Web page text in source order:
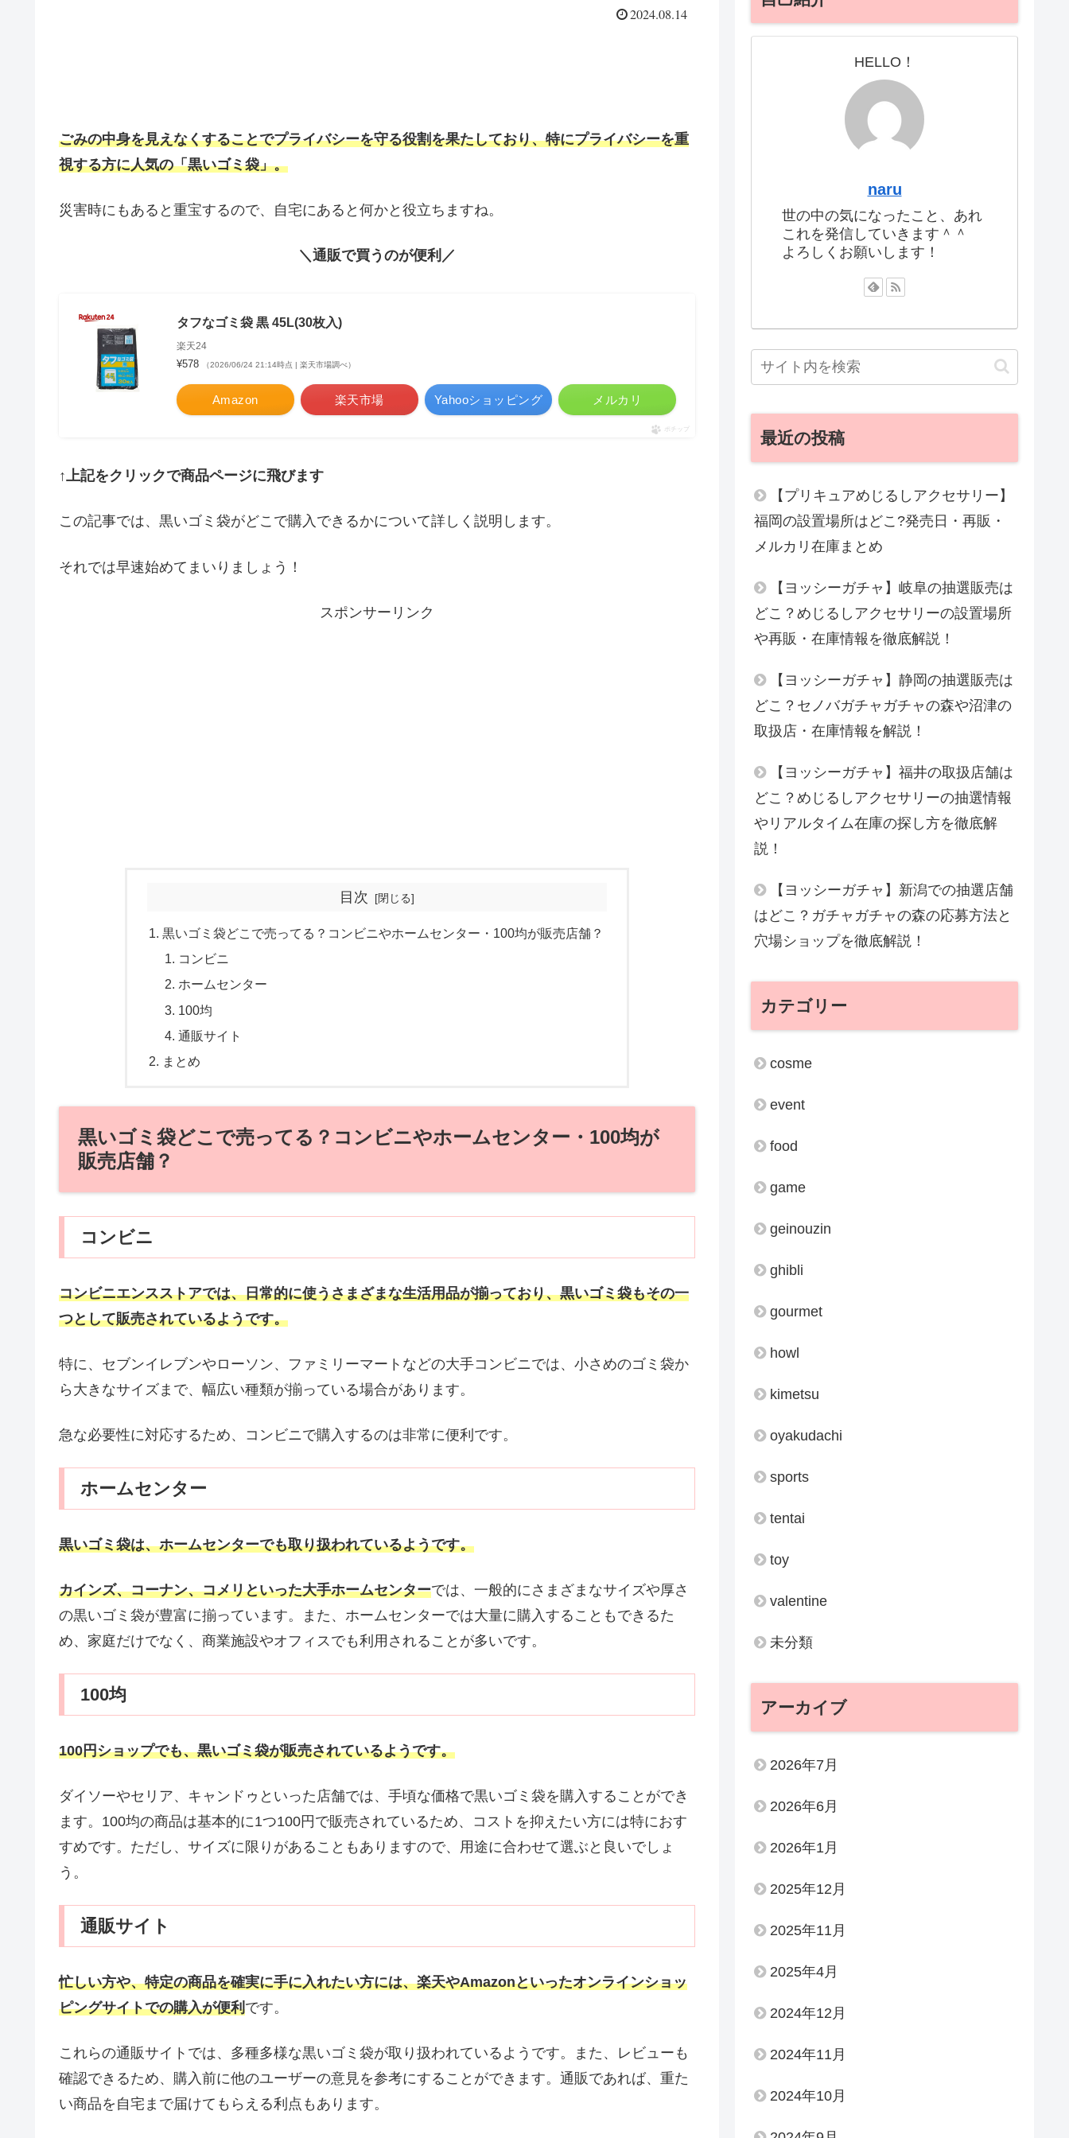
2024.08.14
ごみの中身を見えなくすることでプライバシーを守る役割を果たしており、特にプライバシーを重
視する方に人気の「黒いゴミ袋」。
災害時にもあると重宝するので、自宅にあると何かと役立ちますね。
＼通販で買うのが便利／
タフなゴミ袋 黒 45L(30枚入)
楽天24
¥578 （2026/06/24 21:14時点 | 楽天市場調べ）
Amazon 楽天市場 Yahooショッピング メルカリ
ポチップ
↑上記をクリックで商品ページに飛びます
この記事では、黒いゴミ袋がどこで購入できるかについて詳しく説明します。
それでは早速始めてまいりましょう！
スポンサーリンク
目次
黒いゴミ袋どこで売ってる？コンビニやホームセンター・100均が販売店舗？
コンビニ
ホームセンター
100均
通販サイト
まとめ
黒いゴミ袋どこで売ってる？コンビニやホームセンター・100均が
販売店舗？
コンビニ
コンビニエンスストアでは、日常的に使うさまざまな生活用品が揃っており、黒いゴミ袋もその一
つとして販売されているようです。
特に、セブンイレブンやローソン、ファミリーマートなどの大手コンビニでは、小さめのゴミ袋か
ら大きなサイズまで、幅広い種類が揃っている場合があります。
急な必要性に対応するため、コンビニで購入するのは非常に便利です。
ホームセンター
黒いゴミ袋は、ホームセンターでも取り扱われているようです。
カインズ、コーナン、コメリといった大手ホームセンターでは、一般的にさまざまなサイズや厚さ
の黒いゴミ袋が豊富に揃っています。また、ホームセンターでは大量に購入することもできるた
め、家庭だけでなく、商業施設やオフィスでも利用されることが多いです。
100均
100円ショップでも、黒いゴミ袋が販売されているようです。
ダイソーやセリア、キャンドゥといった店舗では、手頃な価格で黒いゴミ袋を購入することができ
ます。100均の商品は基本的に1つ100円で販売されているため、コストを抑えたい方には特におす
すめです。ただし、サイズに限りがあることもありますので、用途に合わせて選ぶと良いでしょ
う。
通販サイト
忙しい方や、特定の商品を確実に手に入れたい方には、楽天やAmazonといったオンラインショッ
ピングサイトでの購入が便利です。
これらの通販サイトでは、多種多様な黒いゴミ袋が取り扱われているようです。また、レビューも
確認できるため、購入前に他のユーザーの意見を参考にすることができます。通販であれば、重た
い商品を自宅まで届けてもらえる利点もあります。
HELLO！
naru
世の中の気になったこと、あれ
これを発信していきます＾＾
よろしくお願いします！
最近の投稿
【プリキュアめじるしアクセサリー】
福岡の設置場所はどこ?発売日・再販・
メルカリ在庫まとめ
【ヨッシーガチャ】岐阜の抽選販売は
どこ？めじるしアクセサリーの設置場所
や再販・在庫情報を徹底解説！
【ヨッシーガチャ】静岡の抽選販売は
どこ？セノバガチャガチャの森や沼津の
取扱店・在庫情報を解説！
【ヨッシーガチャ】福井の取扱店舗は
どこ？めじるしアクセサリーの抽選情報
やリアルタイム在庫の探し方を徹底解
説！
【ヨッシーガチャ】新潟での抽選店舗
はどこ？ガチャガチャの森の応募方法と
穴場ショップを徹底解説！
カテゴリー
cosme
event
food
game
geinouzin
ghibli
gourmet
howl
kimetsu
oyakudachi
sports
tentai
toy
valentine
未分類
アーカイブ
2026年7月
2026年6月
2026年1月
2025年12月
2025年11月
2025年4月
2024年12月
2024年11月
2024年10月